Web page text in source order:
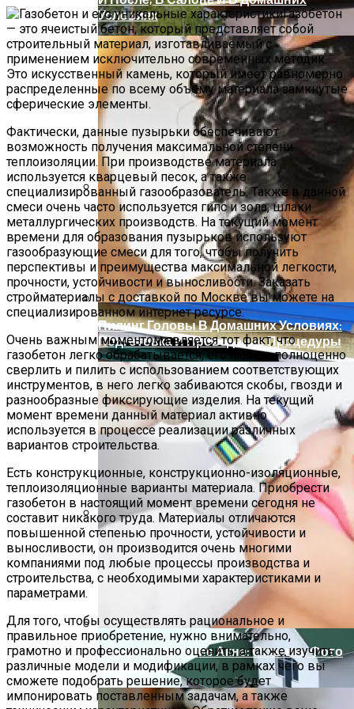
Современное Строительство Дома
Под Ключ: От Мечты До Реалии
Способы Выпуска Современных
Сэндвич-Панелей
Условиях
Пилинг Головы В Домашних Условиях:
Подготовка И Проведение Процедуры
Лазерное Лечение Акне: Отзывы, Фото
До И После
Газобетон
— это ячеистый бетон, который представляет собой
строительный материал, изготавливаемый с
применением исключительно современных методик.
Это искусственный камень, который имеет равномерно
распределенные по всему объему материала замкнутые
сферические элементы.
Фактически, данные пузырьки обеспечивают
возможность получения максимальной степени
теплоизоляции. При производстве материала
используется кварцевый песок, а также
специализированный газообразователь. Также в данной
смеси очень часто используется гипс и зола, шлаки
металлургических производств. На текущий момент
времени для образования пузырьков используют
газообразующие смеси для того, чтобы получить
перспективы и преимущества максимальной легкости,
прочности, устойчивости и выносливости. Заказать
стройматериалы с доставкой по Москве вы можете на
специализированном интернет ресурсе.
Очень важным моментом является тот факт, что
газобетон легко обрабатывается, его можно полноценно
сверлить и пилить с использованием соответствующих
инструментов, в него легко забиваются скобы, гвозди и
разнообразные фиксирующие изделия. На текущий
момент времени данный материал активно
используется в процессе реализации различных
вариантов строительства.
Есть конструкционные, конструкционно-изоляционные,
теплоизоляционные варианты материала. Приобрести
газобетон в настоящий момент времени сегодня не
составит никакого труда. Материалы отличаются
повышенной степенью прочности, устойчивости и
выносливости, он производится очень многими
компаниями под любые процессы производства и
строительства, с необходимыми характеристиками и
параметрами.
Для того, чтобы осуществлять рациональное и
правильное приобретение, нужно внимательно,
грамотно и профессионально оценить, а также изучить
различные модели и модификации, в рамках чего вы
сможете подобрать решение, которое будет
импонировать поставленным задачам, а также